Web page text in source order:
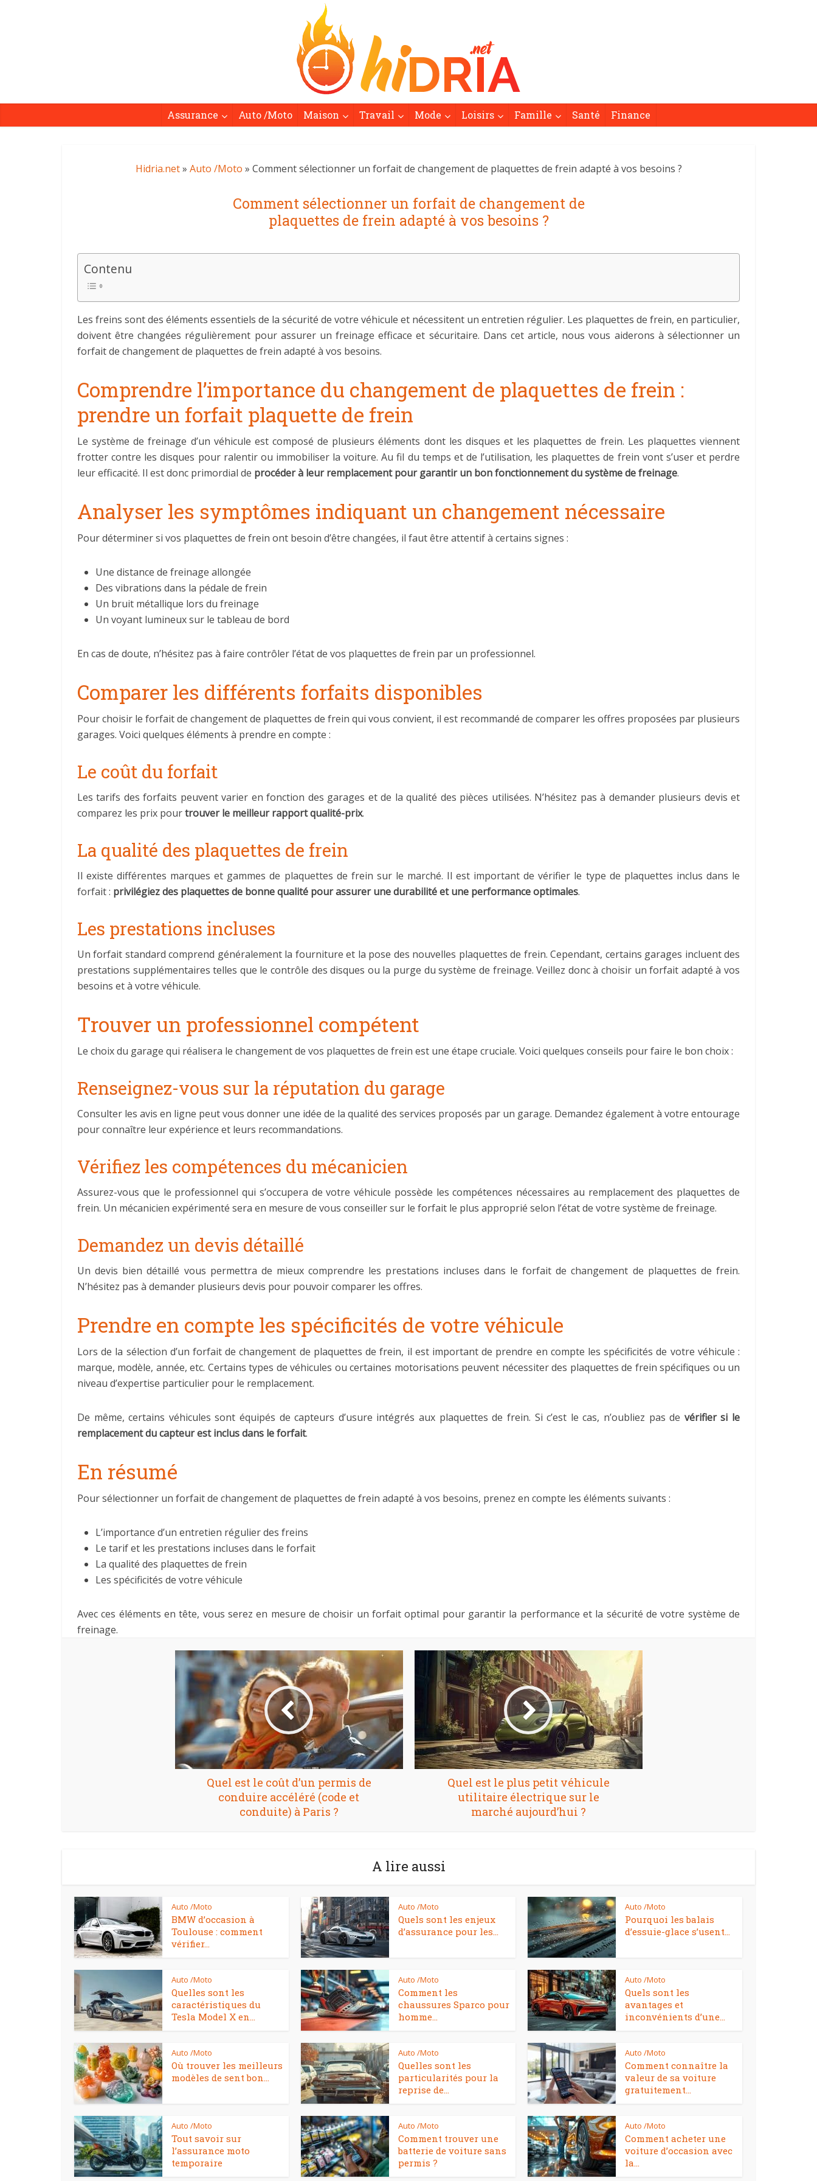
Assurance Auto /Moto Maison Travail Mode Loisirs Famille Santé Finance
Hidria.net» Auto /Moto » Comment sélectionner un forfait de changement de plaquettes de frein adapté à vos besoins ?
Comment sélectionner un forfait de changement de
plaquettes de frein adapté à vos besoins ?
Contenu
Les freins sont des éléments essentiels de la sécurité de votre véhicule et nécessitent un entretien régulier. Les plaquettes de frein, en particulier,
doivent être changées régulièrement pour assurer un freinage efficace et sécuritaire. Dans cet article, nous vous aiderons à sélectionner un
forfait de changement de plaquettes de frein adapté à vos besoins.
Comprendre l’importance du changement de plaquettes de frein :
prendre un forfait plaquette de frein
Le système de freinage d’un véhicule est composé de plusieurs éléments dont les disques et les plaquettes de frein. Les plaquettes viennent
frotter contre les disques pour ralentir ou immobiliser la voiture. Au fil du temps et de l’utilisation, les plaquettes de frein vont s’user et perdre
leur efficacité. Il est donc primordial de procéder à leur remplacement pour garantir un bon fonctionnement du système de freinage.
Analyser les symptômes indiquant un changement nécessaire
Pour déterminer si vos plaquettes de frein ont besoin d’être changées, il faut être attentif à certains signes :
Une distance de freinage allongée
Des vibrations dans la pédale de frein
Un bruit métallique lors du freinage
Un voyant lumineux sur le tableau de bord
En cas de doute, n’hésitez pas à faire contrôler l’état de vos plaquettes de frein par un professionnel.
Comparer les différents forfaits disponibles
Pour choisir le forfait de changement de plaquettes de frein qui vous convient, il est recommandé de comparer les offres proposées par plusieurs
garages. Voici quelques éléments à prendre en compte :
Le coût du forfait
Les tarifs des forfaits peuvent varier en fonction des garages et de la qualité des pièces utilisées. N’hésitez pas à demander plusieurs devis et
comparez les prix pourtrouver le meilleur rapport qualité-prix.
La qualité des plaquettes de frein
Il existe différentes marques et gammes de plaquettes de frein sur le marché. Il est important de vérifier le type de plaquettes inclus dans le
forfait : privilégiez des plaquettes de bonne qualité pour assurer une durabilité et une performance optimales.
Les prestations incluses
Un forfait standard comprend généralement la fourniture et la pose des nouvelles plaquettes de frein. Cependant, certains garages incluent des
prestations supplémentaires telles que le contrôle des disques ou la purge du système de freinage. Veillez donc à choisir un forfait adapté à vos
besoins et à votre véhicule.
Trouver un professionnel compétent
Le choix du garage qui réalisera le changement de vos plaquettes de frein est une étape cruciale. Voici quelques conseils pour faire le bon choix :
Renseignez-vous sur la réputation du garage
Consulter les avis en ligne peut vous donner une idée de la qualité des services proposés par un garage. Demandez également à votre entourage
pour connaître leur expérience et leurs recommandations.
Vérifiez les compétences du mécanicien
Assurez-vous que le professionnel qui s’occupera de votre véhicule possède les compétences nécessaires au remplacement des plaquettes de
frein. Un mécanicien expérimenté sera en mesure de vous conseiller sur le forfait le plus approprié selon l’état de votre système de freinage.
Demandez un devis détaillé
Un devis bien détaillé vous permettra de mieux comprendre les prestations incluses dans le forfait de changement de plaquettes de frein.
N’hésitez pas à demander plusieurs devis pour pouvoir comparer les offres.
Prendre en compte les spécificités de votre véhicule
Lors de la sélection d’un forfait de changement de plaquettes de frein, il est important de prendre en compte les spécificités de votre véhicule :
marque, modèle, année, etc. Certains types de véhicules ou certaines motorisations peuvent nécessiter des plaquettes de frein spécifiques ou un
niveau d’expertise particulier pour le remplacement.
De même, certains véhicules sont équipés de capteurs d’usure intégrés aux plaquettes de frein. Si c’est le cas, n’oubliez pas de vérifier si le
remplacement du capteur est inclus dans le forfait.
En résumé
Pour sélectionner un forfait de changement de plaquettes de frein adapté à vos besoins, prenez en compte les éléments suivants :
L’importance d’un entretien régulier des freins
Le tarif et les prestations incluses dans le forfait
La qualité des plaquettes de frein
Les spécificités de votre véhicule
Avec ces éléments en tête, vous serez en mesure de choisir un forfait optimal pour garantir la performance et la sécurité de votre système de
freinage.
Quel est le coût d’un permis de
conduire accéléré (code et
conduite) à Paris ?
Quel est le plus petit véhicule
utilitaire électrique sur le
marché aujourd’hui ?
A lire aussi
Auto /Moto
BMW d’occasion à
Toulouse : comment
vérifier...
Auto /Moto
Quels sont les enjeux
d’assurance pour les...
Auto /Moto
Pourquoi les balais
d’essuie-glace s’usent...
Auto /Moto
Quelles sont les
caractéristiques du
Tesla Model X en...
Auto /Moto
Comment les
chaussures Sparco pour
homme...
Auto /Moto
Quels sont les
avantages et
inconvénients d’une...
Auto /Moto
Où trouver les meilleurs
modèles de sent bon...
Auto /Moto
Quelles sont les
particularités pour la
reprise de...
Auto /Moto
Comment connaître la
valeur de sa voiture
gratuitement...
Auto /Moto
Tout savoir sur
l’assurance moto
temporaire
Auto /Moto
Comment trouver une
batterie de voiture sans
permis ?
Auto /Moto
Comment acheter une
voiture d’occasion avec
la...